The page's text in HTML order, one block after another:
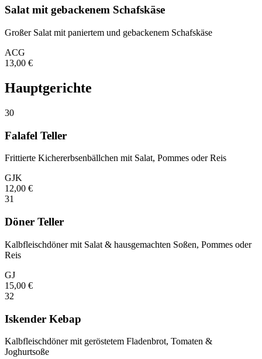
Salat mit gebackenem Schafskäse
Großer Salat mit paniertem und gebackenem Schafskäse
ACG
13,00 €
Hauptgerichte
30
Falafel Teller
Frittierte Kichererbsenbällchen mit Salat, Pommes oder Reis
GJK
12,00 €
31
Döner Teller
Kalbfleischdöner mit Salat & hausgemachten Soßen, Pommes oder
Reis
GJ
15,00 €
32
Iskender Kebap
Kalbfleischdöner mit geröstetem Fladenbrot, Tomaten &
Joghurtsoße